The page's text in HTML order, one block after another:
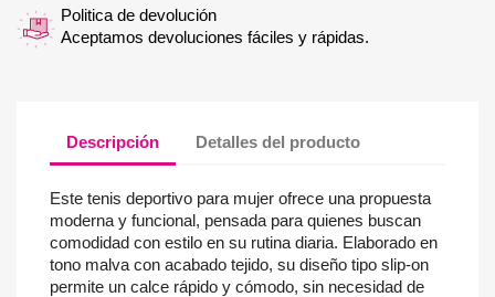
Politica de devolución
Aceptamos devoluciones fáciles y rápidas.
Descripción Detalles del producto
Este tenis deportivo para mujer ofrece una propuesta
moderna y funcional, pensada para quienes buscan
comodidad con estilo en su rutina diaria. Elaborado en
tono malva con acabado tejido, su diseño tipo slip-on
permite un calce rápido y cómodo, sin necesidad de